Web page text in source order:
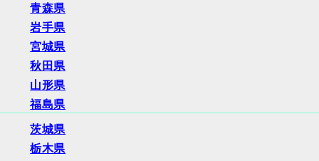
青森県
岩手県
宮城県
秋田県
山形県
福島県
茨城県
栃木県